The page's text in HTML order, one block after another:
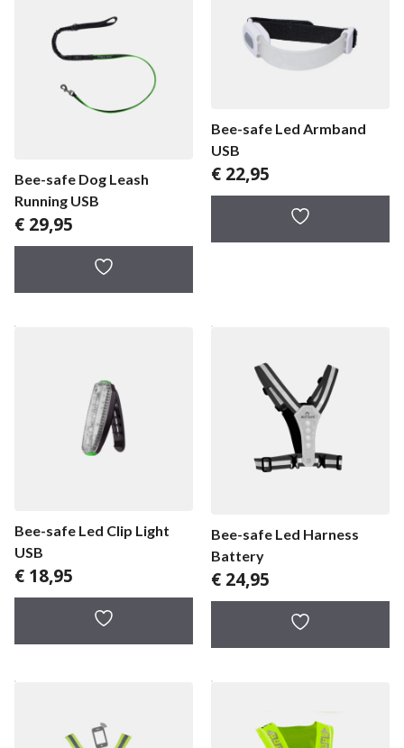
Bee-safe Dog Leash
Running USB
€ 29,95
Bee-safe Led Armband
USB
€ 22,95
Bee-safe Led Clip Light
USB
€ 18,95
Bee-safe Led Harness
Battery
€ 24,95